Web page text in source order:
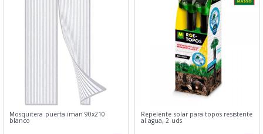
Mosquitera puerta iman 90x210
blanco
Repelente solar para topos resistente
al agua, 2 uds